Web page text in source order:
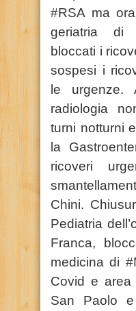
#RSA ma
geriatria di
bloccati i
sospesi i
le
radiologia
turni notturni
la
ricoveri
Chini.
Pediatria
Franca,
medicina di
Covid e area
San Paolo